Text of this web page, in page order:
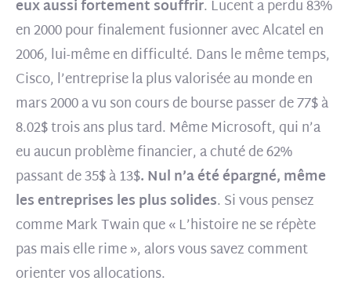
eux aussi fortement souffrir. Lucent a perdu 83%
en 2000 pour finalement fusionner avec Alcatel en
2006, lui-même en difficulté. Dans le même temps,
Cisco, l’entreprise la plus valorisée au monde en
mars 2000 a vu son cours de bourse passer de 77$ à
8.02$ trois ans plus tard. Même Microsoft, qui n’a
eu aucun problème financier, a chuté de 62%
passant de 35$ à 13$.Nul n’a été épargné, même
les entreprises les plus solides. Si vous pensez
comme Mark Twain que « L’histoire ne se répète
pas mais elle rime », alors vous savez comment
orienter vos allocations.